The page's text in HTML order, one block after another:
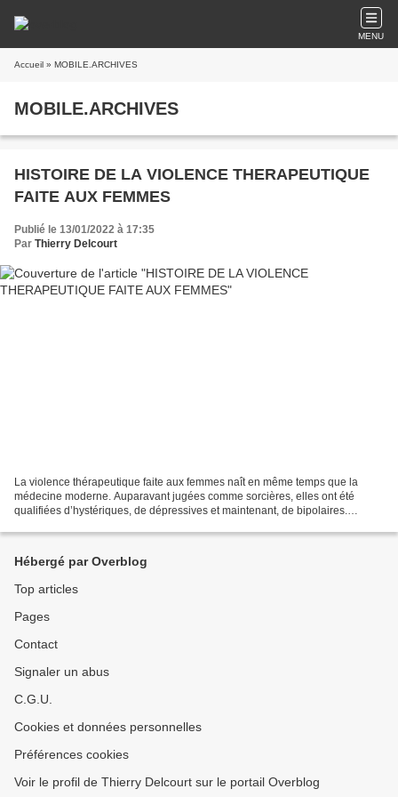
MENU
Accueil » MOBILE.ARCHIVES
MOBILE.ARCHIVES
HISTOIRE DE LA VIOLENCE THERAPEUTIQUE
FAITE AUX FEMMES
Publié le 13/01/2022 à 17:35
Par Thierry Delcourt
La violence thérapeutique faite aux femmes naît en même temps que la
médecine moderne. Auparavant jugées comme sorcières, elles ont été
qualifiées d’hystériques, de dépressives et maintenant, de bipolaires.
Hébergé par Overblog
Top articles
Pages
Contact
Signaler un abus
C.G.U.
Cookies et données personnelles
Préférences cookies
Voir le profil de Thierry Delcourt sur le portail Overblog